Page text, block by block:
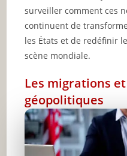
surveiller comment ces
continuent de
les États et de redéfinir
scène mondiale.
Les migrations
géopolitiques